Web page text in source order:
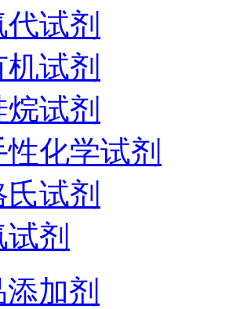
代试剂
机试剂
烷试剂
性化学试剂
氏试剂
试剂
加剂